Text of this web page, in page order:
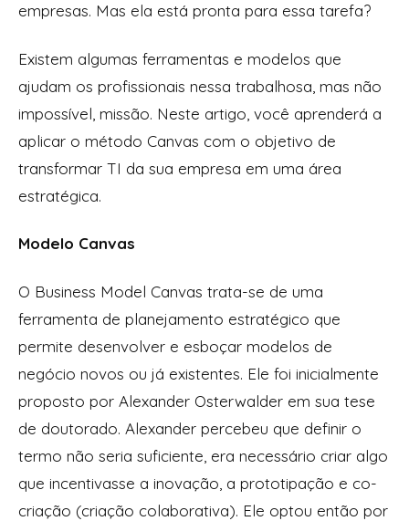
empresas. Mas ela está pronta para essa tarefa?
Existem algumas ferramentas e modelos que
ajudam os profissionais nessa trabalhosa, mas não
impossível, missão. Neste artigo, você aprenderá a
aplicar o método Canvas com o objetivo de
transformar TI da sua empresa em uma área
estratégica.
Modelo Canvas
O Business Model Canvas trata-se de uma
ferramenta de planejamento estratégico que
permite desenvolver e esboçar modelos de
negócio novos ou já existentes. Ele foi inicialmente
proposto por Alexander Osterwalder em sua tese
de doutorado. Alexander percebeu que definir o
termo não seria suficiente, era necessário criar algo
que incentivasse a inovação, a prototipação e co-
criação (criação colaborativa). Ele optou então por